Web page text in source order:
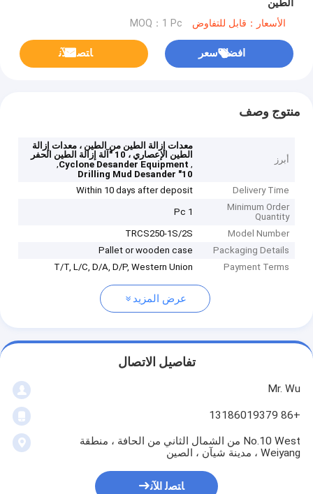
الطين
الأسعار：قابل للتفاوض MOQ：1 Pc
افضل سعر ﺎﺘﺼﻟ ﺍﻶﻧ
منتوج وصف
أبرز
معدات إزالة الطين من الطين ، معدات إزالة
الطين الإعصاري ، 10 "آلة إزالة الطين الحفر
,
Cyclone Desander Equipment
,
10" Drilling Mud Desander
Delivery Time
Within 10 days after deposit
Minimum Order
Quantity
1 Pc
Model Number
TRCS250-1S/2S
Packaging Details
Pallet or wooden case
Payment Terms
T/T, L/C, D/A, D/P, Western Union
عرض المزيد
تفاصيل الاتصال
Mr. Wu
+86 13186019379
No.10 West من الشمال الثاني من الحافة ، منطقة
Weiyang ، مدينة شيآن ، الصين
ﺎﺘﺼﻟ ﺍﻶﻧ